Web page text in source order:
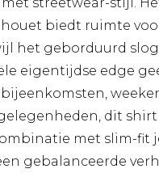
biedt ruimte
het geborduurd
eigentijdse edge
dit
met slim-fit
gebalanceerde